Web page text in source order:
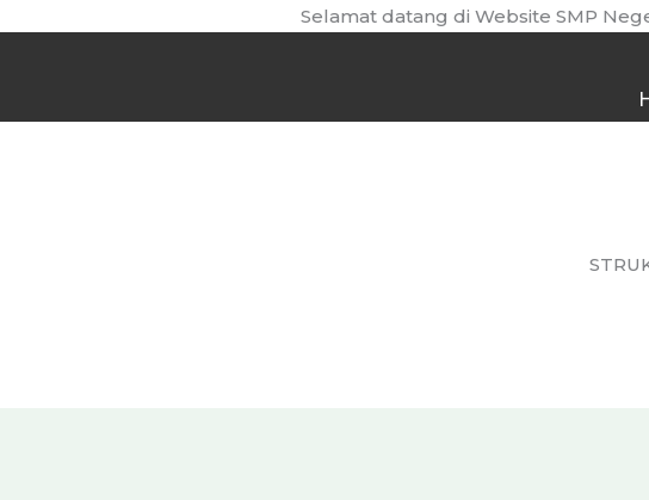
to
Selamat datang di Website SMP